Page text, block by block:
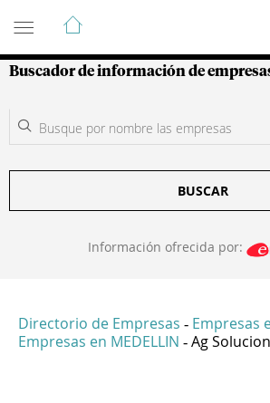
Guía de Empresas
Buscador de información de
BUSCAR
Información ofrecida por:
Directorio de Empresas - Empresas
Empresas en MEDELLIN - Ag